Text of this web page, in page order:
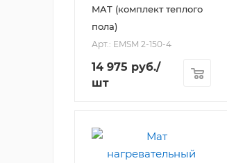
MAT (комплект теплого
пола)
Арт.: EMSM 2-150-4
14 975 руб./
шт